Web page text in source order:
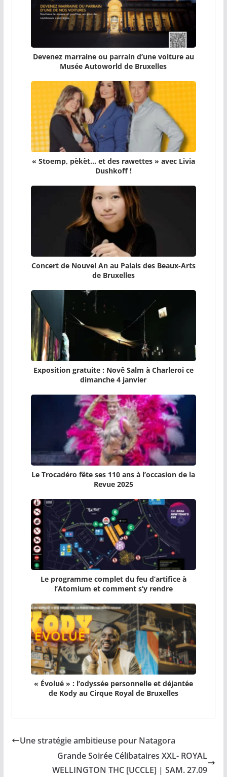
Devenez marraine ou parrain d’une voiture au
Musée Autoworld de Bruxelles
« Stoemp, pèkèt… et des rawettes » avec Livia
Dushkoff !
Concert de Nouvel An au Palais des Beaux-Arts
de Bruxelles
Exposition gratuite : Novê Salm à Charleroi ce
dimanche 4 janvier
Le Trocadéro fête ses 110 ans à l’occasion de la
Revue 2025
Le programme complet du feu d’artifice à
l’Atomium et comment s’y rendre
« Évolué » : l’odyssée personnelle et déjantée
de Kody au Cirque Royal de Bruxelles
Une stratégie ambitieuse pour Natagora
Grande Soirée Célibataires XXL- ROYAL
WELLINGTON THC [UCCLE] | SAM. 27.09